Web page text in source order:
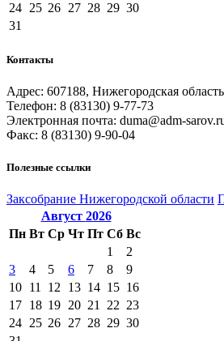
24 25 26 27 28 29 30
31
Контакты
Адрес: 607188, Нижегородская
Телефон: 8 (83130) 9-77-73
Электронная почта: duma@adm-
Факс: 8 (83130) 9-90-04
Полезные ссылки
Закcобрание Нижегородской области
Август 2026
Пн Вт Ср Чт Пт Сб Вс
1
2
3
4 5 6 7 8
9
10 11 12 13 14 15 16
17 18 19 20 21 22 23
24 25 26 27 28 29 30